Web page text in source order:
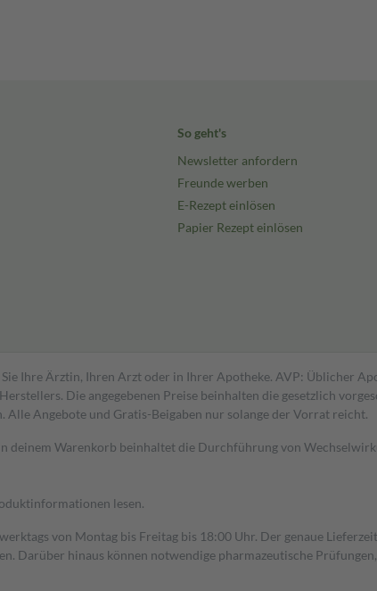
So geht's
Newsletter anfordern
Freunde werben
E-Rezept einlösen
Papier Rezept einlösen
Ihre Ärztin, Ihren Arzt oder in Ihrer Apotheke. AVP: Üblicher
Die angegebenen Preise beinhalten die gesetzlich
Angebote und Gratis-Beigaben nur solange der Vorrat reicht.
Warenkorb beinhaltet die Durchführung von
lesen.
von Montag bis Freitag bis 18:00 Uhr. Der genaue
Darüber hinaus können notwendige pharmazeutische